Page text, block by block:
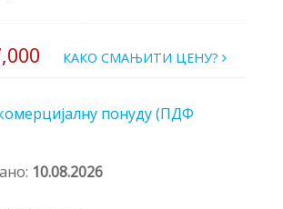
КАКО СМАЊИТИ ЦЕНУ?
понуду (ПДФ
10.08.2026